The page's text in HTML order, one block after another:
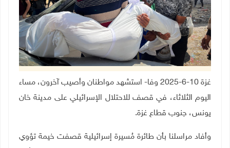
غزة 10-6-2025 وفا- استشهد مواطنان وأصيب آخرون، مساء
اليوم الثلاثاء، في قصف للاحتلال الإسرائيلي على مدينة خان
يونس، جنوب قطاع غزة.
وأفاد مراسلنا بأن طائرة مُسيرة إسرائيلية قصفت خيمة تؤوي